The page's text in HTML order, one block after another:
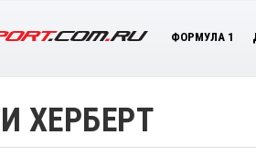
ФОРМУЛА 1
ХЕРБЕРТ